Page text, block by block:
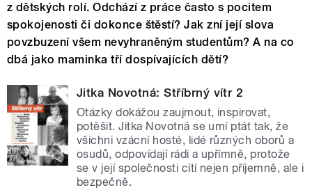
z dětských rolí. Odchází z práce často s pocitem
spokojenosti či dokonce štěstí? Jak zní její slova
povzbuzení všem nevyhraněným studentům? A na co
dbá jako maminka tří dospívajících dětí?
Jitka Novotná: Stříbrný vítr 2
Otázky dokážou zaujmout, inspirovat,
potěšit. Jitka Novotná se umí ptát tak, že
všichni vzácní hosté, lidé různých oborů a
osudů, odpovídají rádi a upřímně, protože
se v její společnosti cítí nejen příjemně, ale i
bezpečně.